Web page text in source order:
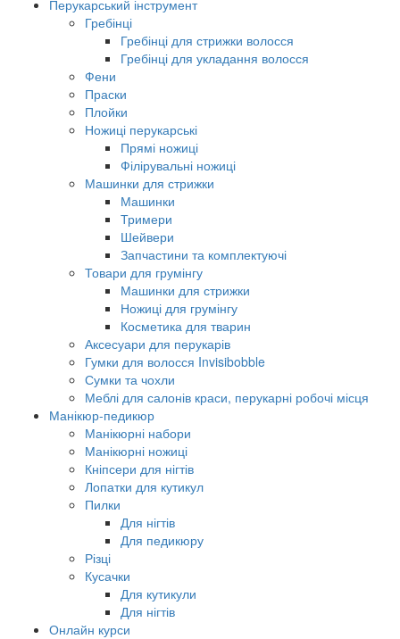
Перукарський інструмент
Гребінці
Гребінці для стрижки волосся
Гребінці для укладання волосся
Фени
Праски
Плойки
Ножиці перукарські
Прямі ножиці
Філірувальні ножиці
Машинки для стрижки
Машинки
Тримери
Шейвери
Запчастини та комплектуючі
Товари для грумінгу
Машинки для стрижки
Ножиці для грумінгу
Косметика для тварин
Аксесуари для перукарів
Гумки для волосся Invisibobble
Сумки та чохли
Меблі для салонів краси, перукарні робочі місця
Манікюр-педикюр
Манікюрні набори
Манікюрні ножиці
Кніпсери для нігтів
Лопатки для кутикул
Пилки
Для нігтів
Для педикюру
Різці
Кусачки
Для кутикули
Для нігтів
Онлайн курси